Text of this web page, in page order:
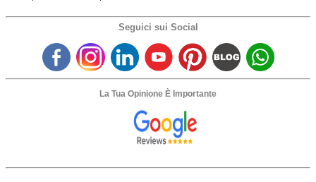
Seguici sui Social
La Tua Opinione È Importante